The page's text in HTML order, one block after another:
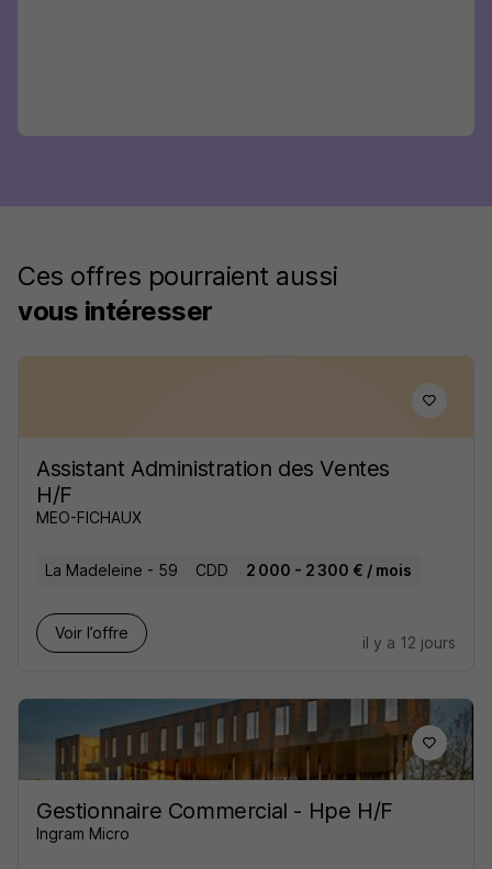
Ces offres pourraient aussi
vous intéresser
Assistant Administration des Ventes
H/F
MEO-FICHAUX
La Madeleine - 59 CDD 2 000 - 2 300 € / mois
Voir l’offre
il y a 12 jours
Gestionnaire Commercial - Hpe H/F
Ingram Micro